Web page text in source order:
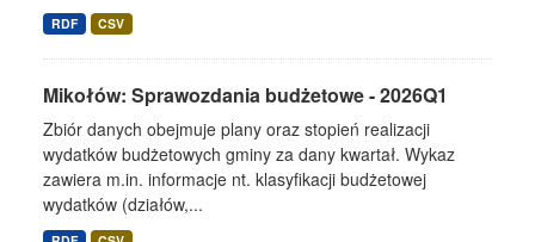
RDF CSV
Mikołów: Sprawozdania budżetowe - 2026Q1
Zbiór danych obejmuje plany oraz stopień realizacji
wydatków budżetowych gminy za dany kwartał. Wykaz
zawiera m.in. informacje nt. klasyfikacji budżetowej
wydatków (działów,...